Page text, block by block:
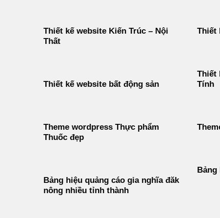
Thiết kế website Kiến Trúc – Nội
Thất
Thiết
Thiết
Tính
Thiết kế website bất động sản
Theme wordpress Thực phẩm
Thuốc đẹp
Bảng hiệu quảng cáo gia nghĩa đăk
nông nhiều tỉnh thành